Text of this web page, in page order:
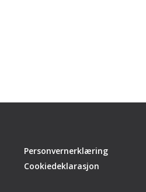
Personvernerklæring
Cookiedeklarasjon